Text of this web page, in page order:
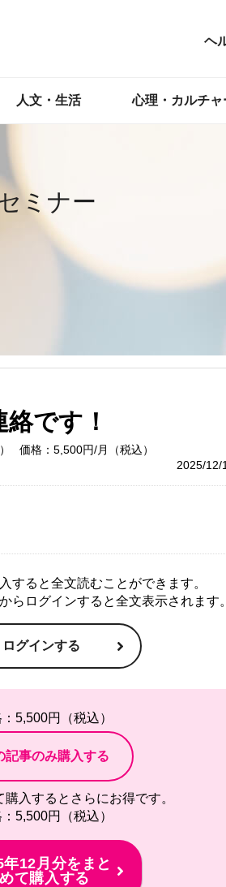
ヘ
人文・生活 心理・カルチャ
ミナー
です！
価格：5,500円/月（税込）
2025/12/
すると全文読むことができます。
らログインすると全文表示されます
ログインする
5,500円（税込）
入するとさらにお得です。
5,500円（税込）
12月分をまと
めて購入する